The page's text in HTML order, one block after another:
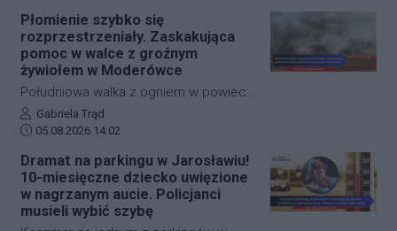
jednak na ten temat zupełnie inne
zdanie.
palących się balotów siana przeniósł
się na budynek, w którym znajdowały
się dziesiątki zwierząt. Dzięki
błyskawicznej i zdecydowanej akcji
strażaków udało się opanować sytuację
i zapobiec najgorszemu.
Płomienie szybko się
rozprzestrzeniały. Zaskakująca
pomoc w walce z groźnym
żywiołem w Moderówce
Południowa walka z ogniem w powiecie
krośnieńskim wymagała
natychmiastowej interwencji służb
Moderówka doszło do rozległego
pożaru ścierniska, który ze względu na
panujące warunki zaczął się
Autor artykułu:
Gabriela Trąd
Data dodania artykułu:
05.08.2026 14:02
Dramat na parkingu w Jarosławiu!
10-miesięczne dziecko uwięzione
w nagrzanym aucie. Policjanci
musieli wybić szybę